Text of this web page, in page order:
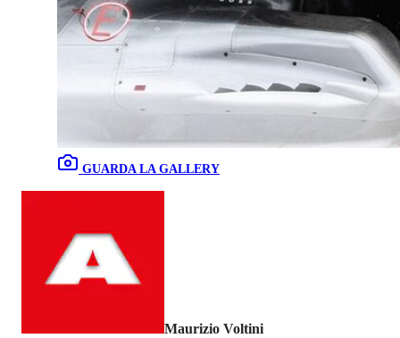
GUARDA LA GALLERY
Maurizio Voltini